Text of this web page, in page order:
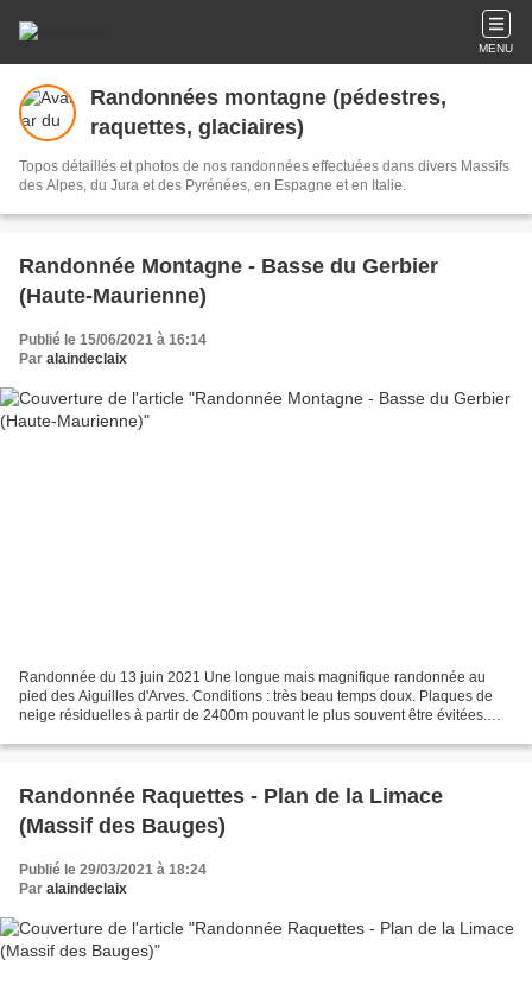
MENU
Randonnées montagne (pédestres,
raquettes, glaciaires)
Topos détaillés et photos de nos randonnées effectuées dans divers Massifs
des Alpes, du Jura et des Pyrénées, en Espagne et en Italie.
Randonnée Montagne - Basse du Gerbier
(Haute-Maurienne)
Publié le 15/06/2021 à 16:14
Par alaindeclaix
Randonnée du 13 juin 2021 Une longue mais magnifique randonnée au
pied des Aiguilles d'Arves. Conditions : très beau temps doux. Plaques de
neige résiduelles à partir de 2400m pouvant le plus souvent être évitées.
Randonnée Raquettes - Plan de la Limace
(Massif des Bauges)
Publié le 29/03/2021 à 18:24
Par alaindeclaix